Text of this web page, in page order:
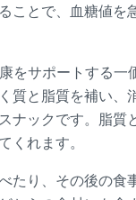
とで、血糖値
をサポートする
と脂質を補い、
ックです。脂
れます。
り、その後の